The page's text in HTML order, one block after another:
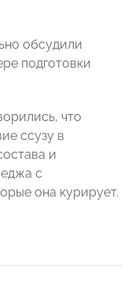
обсудили
подготовки
что
ссузу в
и
с
она курирует.